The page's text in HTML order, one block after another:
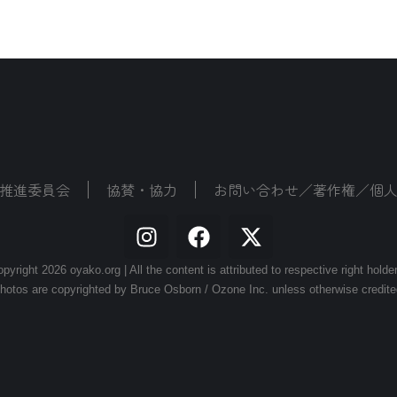
進委員会 協賛・協力 お問い合わせ／著作権／個
2026 oyako.org | All the content is attributed to respective right
are copyrighted by Bruce Osborn / Ozone Inc. unless otherwise